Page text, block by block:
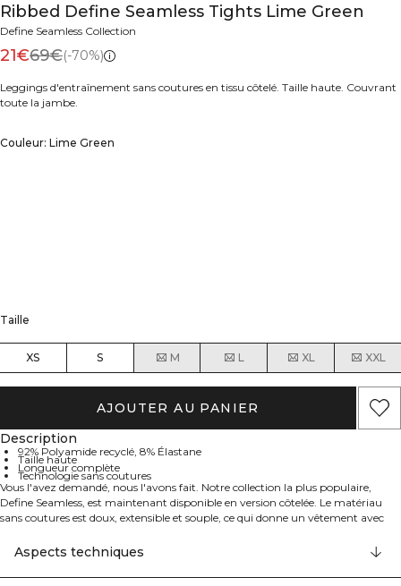
Ribbed Define Seamless Tights Lime Green
Define Seamless Collection
21€69€(-70%)
Leggings d'entraînement sans coutures en tissu côtelé. Taille haute. Couvrant
toute la jambe.
Couleur: Lime Green
Taille
XS S M L XL XXL
AJOUTER AU PANIER
Description
92% Polyamide recyclé, 8% Élastane
Taille haute
Longueur complète
Technologie sans coutures
Vous l'avez demandé, nous l'avons fait. Notre collection la plus populaire,
Define Seamless, est maintenant disponible en version côtelée. Le matériau
sans coutures est doux, extensible et souple, ce qui donne un vêtement avec
sport et hauts dans plusieurs couleurs tendance font de la collection Define
Seamless la ligne de vêtements d'entraînement incontournable pour de
nombreux types d'exercices. Matériau extensible dans les quatre directions
Aspects techniques